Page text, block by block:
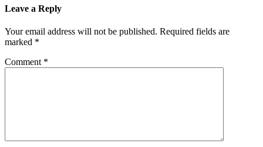
Leave a Reply
Your email address will not be published. Required fields are
marked *
Comment *